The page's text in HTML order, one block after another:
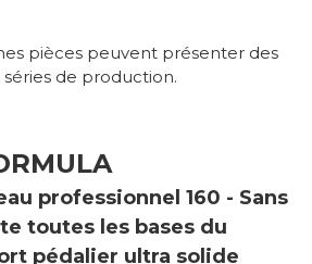
pièces peuvent présenter des
de production.
professionnel 160 - Sans
toutes les bases du
pédalier ultra solide